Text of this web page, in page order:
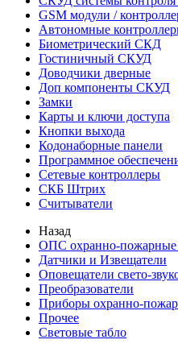
GSM модули /
Автономные
Биометрический СКД
Гостиничный СКУД
Доводчики дверные
Доп компоненты СКУД
Замки
Карты и ключи доступа
Кнопки выхода
Кодонаборные панели
Программное
Сетевые контроллеры
СКБ Штрих
Считыватели
Назад
ОПС охранно-пожарные
Датчики и Извещатели
Оповещатели свето-
Преобразователи
Приборы охранно-
Прочее
Световые табло